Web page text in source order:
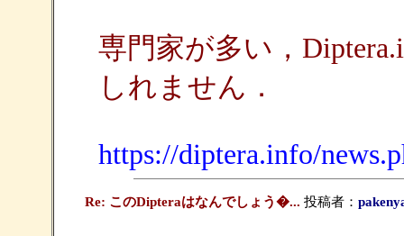
専門家が多い，
しれません．
https://diptera.info/
Re: このDipteraはなんでしょう�... 投稿者：